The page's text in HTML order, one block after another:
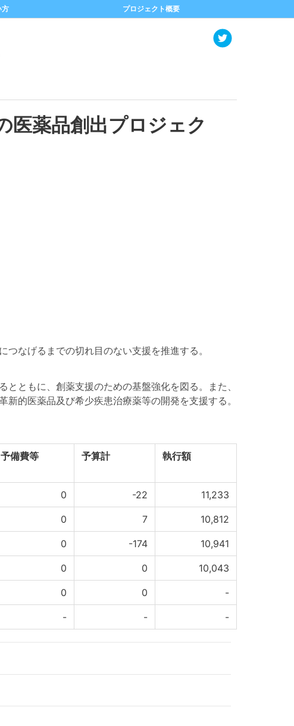
プロジェクト概要
医薬品創出プロジェク
なげるまでの切れ目のない支援を推進する。
ともに、創薬支援のための基盤強化を図る。また、
的医薬品及び希少疾患治療薬等の開発を支援する。
予備費等 予算計 執行額
0 -22 11,233
0 7 10,812
0 -174 10,941
0 0 10,043
0 0 -
- - -